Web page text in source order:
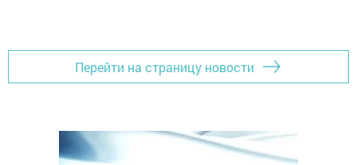
Перейти на страницу новости